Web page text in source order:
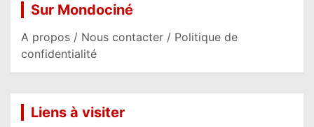
Sur Mondociné
A propos / Nous contacter / Politique de
confidentialité
Liens à visiter